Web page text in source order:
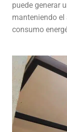
puede generar
manteniendo
consumo